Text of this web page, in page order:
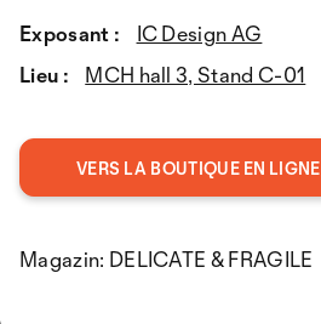
Exposant :
IC Design AG
Lieu :
MCH hall 3, Stand C-01
VERS LA BOUTIQUE EN LIGNE
Magazin: DELICATE & FRAGILE